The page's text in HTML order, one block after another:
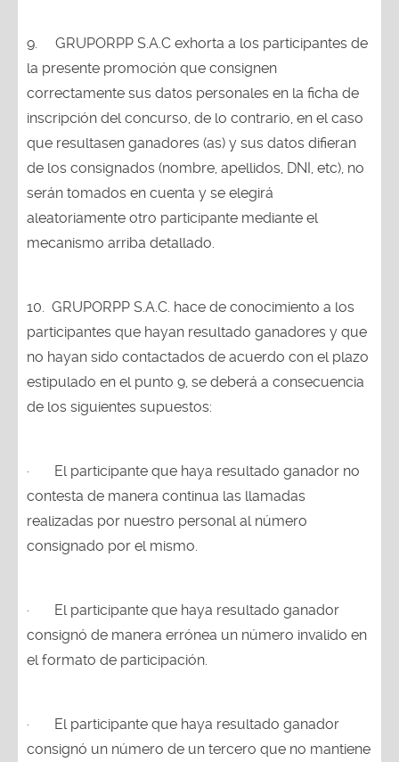
9. GRUPORPP S.A.C exhorta a los participantes de
la presente promoción que consignen
correctamente sus datos personales en la ficha de
inscripción del concurso, de lo contrario, en el caso
que resultasen ganadores (as) y sus datos difieran
de los consignados (nombre, apellidos, DNI, etc), no
serán tomados en cuenta y se elegirá
aleatoriamente otro participante mediante el
mecanismo arriba detallado.
10. GRUPORPP S.A.C. hace de conocimiento a los
participantes que hayan resultado ganadores y que
no hayan sido contactados de acuerdo con el plazo
estipulado en el punto 9, se deberá a consecuencia
de los siguientes supuestos:
· El participante que haya resultado ganador no
contesta de manera continua las llamadas
realizadas por nuestro personal al número
consignado por el mismo.
· El participante que haya resultado ganador
consignó de manera errónea un número invalido en
el formato de participación.
· El participante que haya resultado ganador
consignó un número de un tercero que no mantiene